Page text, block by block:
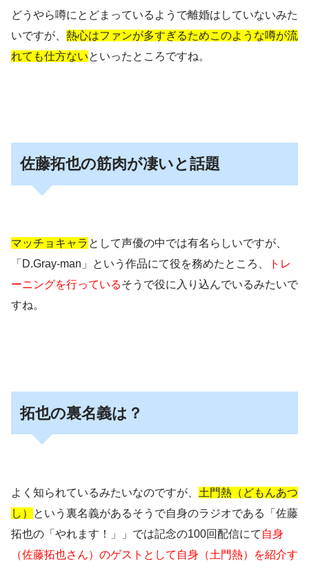
どうやら噂にとどまっているようで離婚はしていないみた
いですが、 熱心はファンが多すぎるためこのような噂が流
れても仕方ないといったところですね。
佐藤拓也の筋肉が凄いと話題
マッチョキャラ として声優の中では有名らしいですが、
「D.Gray-man」という作品にて役を務めたところ、
トレ
ーニングを行っているそうで役に入り込んでいるみたいで
すね。
拓也の裏名義は？
よく知られているみたいなのですが、 土門熱（どもんあつ
し）
という裏名義があるそうで自身のラジオである「佐藤
拓也の「やれます！」」では記念の100回配信にて 自身
（佐藤拓也さん）のゲストとして自身（土門熱）を紹介す